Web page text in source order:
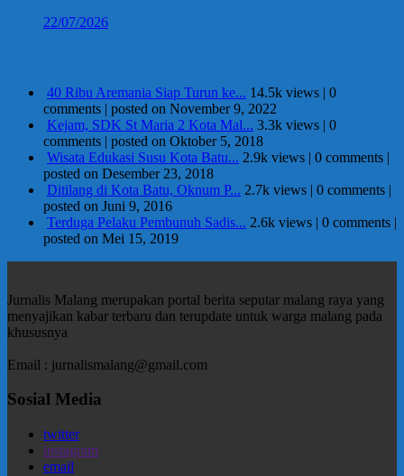
22/07/2026
40 Ribu Aremania Siap Turun ke... 14.5k views | 0
comments | posted on November 9, 2022
Kejam, SDK St Maria 2 Kota Mal... 3.3k views | 0
comments | posted on Oktober 5, 2018
Wisata Edukasi Susu Kota Batu... 2.9k views | 0 comments |
posted on Desember 23, 2018
Ditilang di Kota Batu, Oknum P... 2.7k views | 0 comments |
posted on Juni 9, 2016
Terduga Pelaku Pembunuh Sadis... 2.6k views | 0 comments |
posted on Mei 15, 2019
Jurnalis Malang merupakan portal berita seputar malang raya yang
menyajikan kabar terbaru dan terupdate untuk warga malang pada
khususnya
Email : jurnalismalang@gmail.com
Sosial Media
twitter
instagram
email